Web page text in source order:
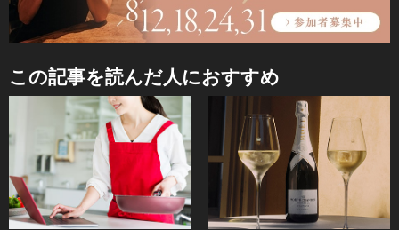
この記事を読んだ人におすすめ